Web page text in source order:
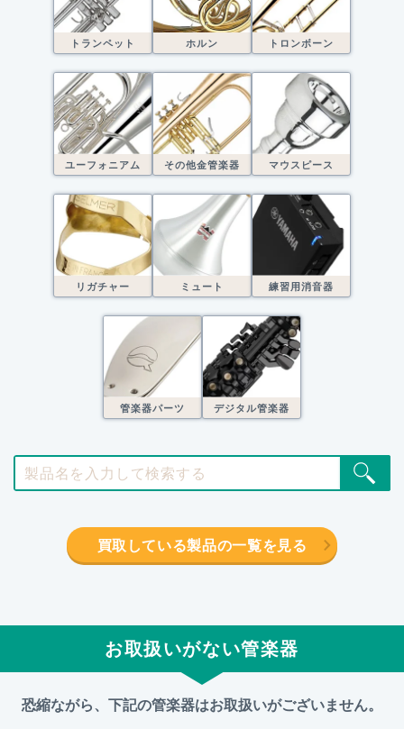
トランペット ホルン トロンボーン
ユーフォニアム その他金管楽器 マウスピース
リガチャー ミュート 練習用消音器
管楽器パーツ デジタル管楽器
買取している製品の一覧を見る
お取扱いがない管楽器
恐縮ながら、下記の管楽器はお取扱いがございません。